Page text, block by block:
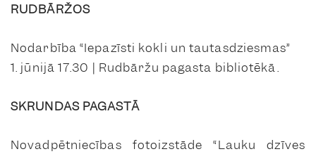
RUDBĀRŽOS
Nodarbība “Iepazīsti kokli un tautasdziesmas”
1. jūnijā 17.30 | Rudbāržu pagasta bibliotēkā.
SKRUNDAS PAGASTĀ
Novadpētniecības fotoizstāde “Lauku dzīves